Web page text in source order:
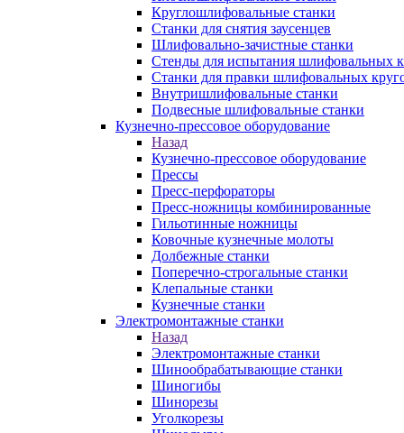
Круглошлифовальные станки
Станки для снятия заусенцев
Шлифовально-зачистные станки
Стенды для испытания шлифовальных
Станки для правки шлифовальных
Внутришлифовальные станки
Подвесные шлифовальные станки
Кузнечно-прессовое оборудование
Назад
Кузнечно-прессовое оборудование
Прессы
Пресс-перфораторы
Пресс-ножницы комбинированные
Гильотинные ножницы
Ковочные кузнечные молоты
Долбежные станки
Поперечно-строгальные станки
Клепальные станки
Кузнечные станки
Электромонтажные станки
Назад
Электромонтажные станки
Шинообрабатывающие станки
Шиногибы
Шинорезы
Уголкорезы